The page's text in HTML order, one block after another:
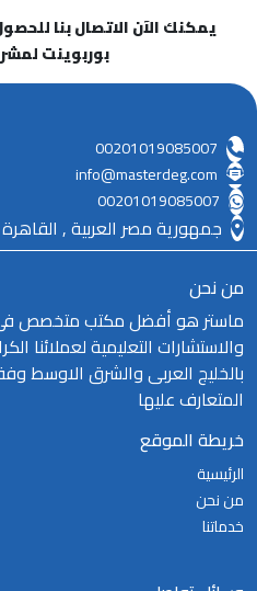
يمكنك الآن الاتصال بنا
بوربوينت
00201019085007
info@masterdeg.com
00201019085007
جمهورية مصر العربية , القاهرة
من نحن
ماستر هو أفضل مكتب متخصص
والاستشارات التعليمية لعملائنا
بالخليج العربى والشرق الاوسط
المتعارف عليها
خريطة الموقع
الرئيسية
من نحن
خدماتنا